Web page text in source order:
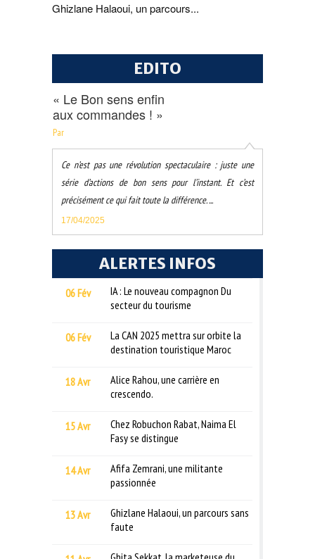
Ghizlane Halaoui, un parcours...
EDITO
« Le Bon sens enfin
aux commandes ! »
Par
Ce n’est pas une révolution spectaculaire : juste une
série d’actions de bon sens pour l’instant. Et c’est
précisément ce qui fait toute la différence. ...
17/04/2025
ALERTES INFOS
06 Fév
IA : Le nouveau compagnon Du
secteur du tourisme
06 Fév
La CAN 2025 mettra sur orbite la
destination touristique Maroc
18 Avr
Alice Rahou, une carrière en
crescendo.
15 Avr
Chez Robuchon Rabat, Naima El
Fasy se distingue
14 Avr
Afifa Zemrani, une militante
passionnée
13 Avr
Ghizlane Halaoui, un parcours sans
faute